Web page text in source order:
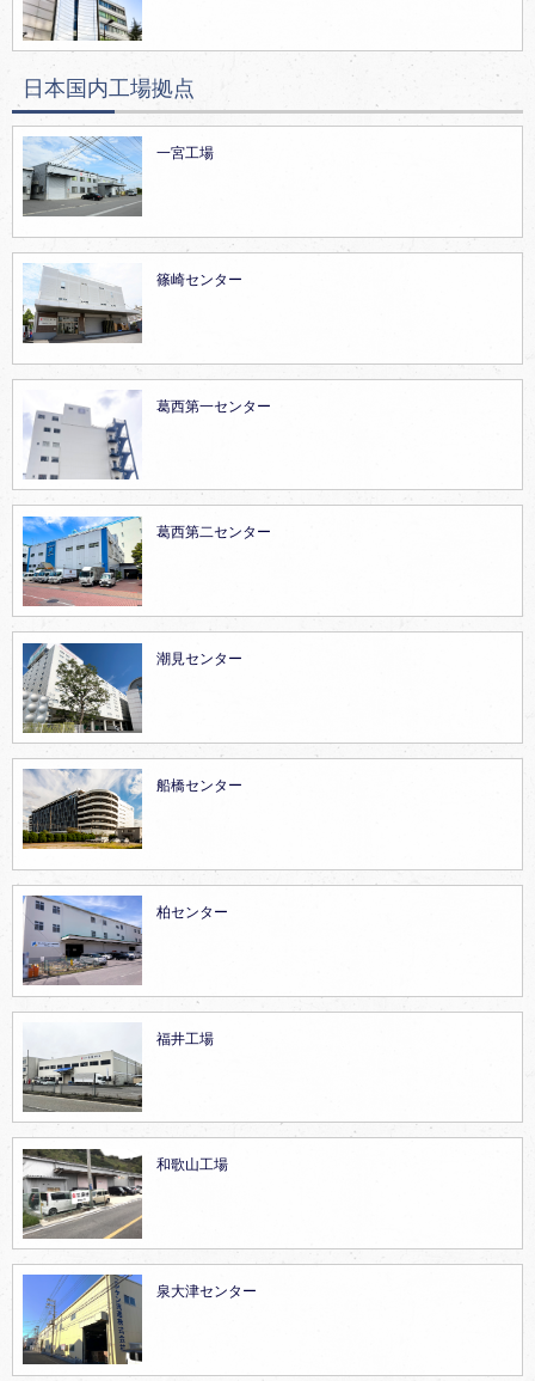
日本国内工場拠点
一宮工場
篠崎センター
葛西第一センター
葛西第二センター
潮見センター
船橋センター
柏センター
福井工場
和歌山工場
泉大津センター